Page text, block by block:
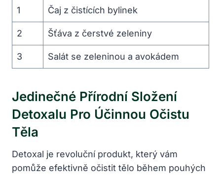
1 Čaj z čistících bylinek
2 Šťáva z čerstvé zeleniny
3 Salát se zeleninou a avokádem
Jedinečné Přírodní Složení
Detoxalu Pro Účinnou Očistu
Těla
Detoxal je revoluční produkt, který vám
pomůže efektivně očistit tělo během pouhých